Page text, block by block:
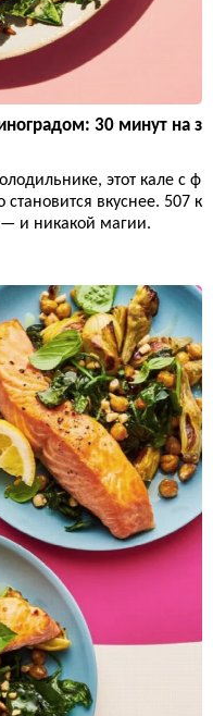
30 минут на з
этот кале с ф
вкуснее. 507 к
— и никакой магии.